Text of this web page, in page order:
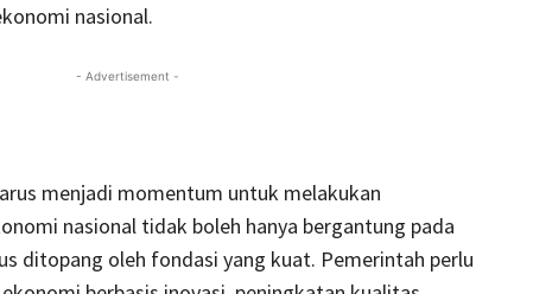
nasional.
- Advertisement -
menjadi momentum untuk melakukan
nasional tidak boleh hanya bergantung pada
ditopang oleh fondasi yang kuat. Pemerintah perlu